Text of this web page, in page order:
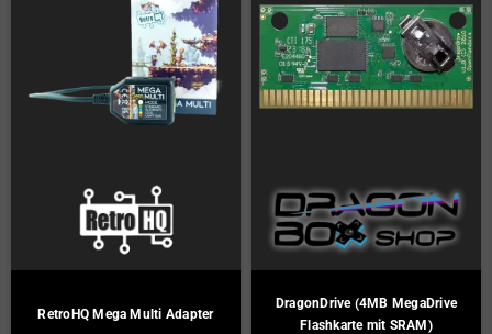
RetroHQ Mega Multi Adapter
DragonDrive (4MB MegaDrive
Flashkarte mit SRAM)